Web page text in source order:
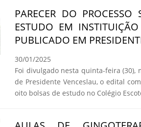
PARECER DO
ESTUDO EM
PUBLICADO EM
30/01/2025
Foi divulgado nesta quinta-feira (30),
de Presidente Venceslau, o edital
oito bolsas de estudo no Colégio